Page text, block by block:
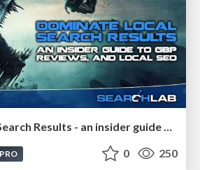
Dominate Local Search Results - an insider guide to GBP, reviews, and Local SEO
PRO 0 250